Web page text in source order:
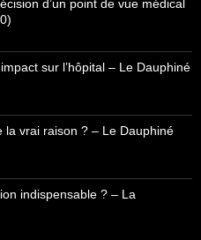
d’un point de vue médical
sur l’hôpital – Le Dauphiné
la vrai raison ? – Le Dauphiné
indispensable ? – La